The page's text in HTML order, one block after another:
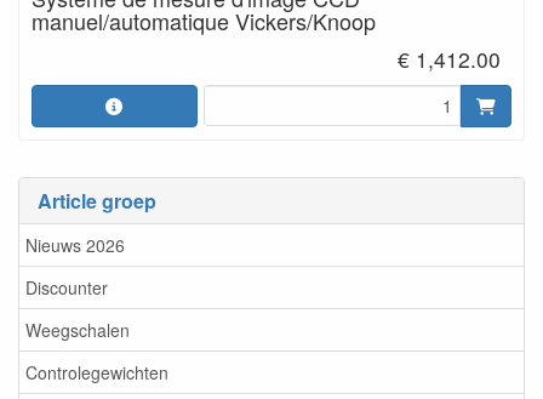
Article groep
Nieuws 2026
Discounter
Weegschalen
Controlegewichten
manuel/automatique Vickers/Knoop
€ 1,412.00